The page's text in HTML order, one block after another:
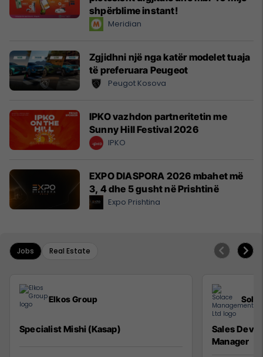
shpërblime instant!
Meridian
Zgjidhni një nga katër modelet tuaja
të preferuara Peugeot
Peugot Kosova
IPKO vazhdon partneritetin me
Sunny Hill Festival 2026
IPKO
EXPO DIASPORA 2026 mbahet më
3, 4 dhe 5 gusht në Prishtinë
Expo Prishtina
Jobs Real Estate
Elkos Group
Specialist Mishi (Kasap)
Sales
Manager